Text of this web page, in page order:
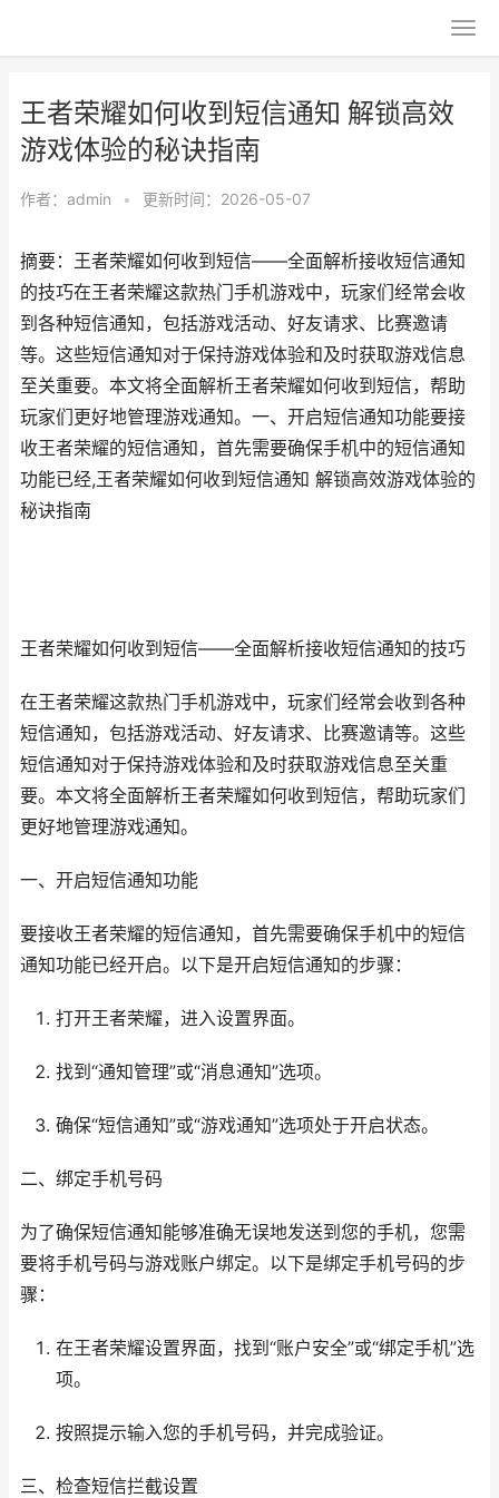
王者荣耀如何收到短信通知 解锁高效
游戏体验的秘诀指南
作者： admin • 更新时间：2026-05-07
摘要：王者荣耀如何收到短信——全面解析接收短信通知
的技巧在王者荣耀这款热门手机游戏中，玩家们经常会收
到各种短信通知，包括游戏活动、好友请求、比赛邀请
等。这些短信通知对于保持游戏体验和及时获取游戏信息
至关重要。本文将全面解析王者荣耀如何收到短信，帮助
玩家们更好地管理游戏通知。一、开启短信通知功能要接
收王者荣耀的短信通知，首先需要确保手机中的短信通知
功能已经,王者荣耀如何收到短信通知 解锁高效游戏体验的
秘诀指南
王者荣耀如何收到短信——全面解析接收短信通知的技巧
在王者荣耀这款热门手机游戏中，玩家们经常会收到各种
短信通知，包括游戏活动、好友请求、比赛邀请等。这些
短信通知对于保持游戏体验和及时获取游戏信息至关重
要。本文将全面解析王者荣耀如何收到短信，帮助玩家们
更好地管理游戏通知。
一、开启短信通知功能
要接收王者荣耀的短信通知，首先需要确保手机中的短信
通知功能已经开启。以下是开启短信通知的步骤：
打开王者荣耀，进入设置界面。
找到“通知管理”或“消息通知”选项。
确保“短信通知”或“游戏通知”选项处于开启状态。
二、绑定手机号码
为了确保短信通知能够准确无误地发送到您的手机，您需
要将手机号码与游戏账户绑定。以下是绑定手机号码的步
骤：
在王者荣耀设置界面，找到“账户安全”或“绑定手机”选
项。
按照提示输入您的手机号码，并完成验证。
三、检查短信拦截设置